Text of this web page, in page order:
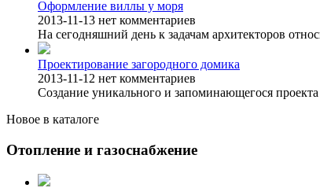
Оформление виллы у моря
2013-11-13 нет комментариев
На сегодняшний день к задачам архитекторов
Проектирование загородного домика
2013-11-12 нет комментариев
Создание уникального и запоминающегося
Новое в каталоге
Отопление и газоснабжение